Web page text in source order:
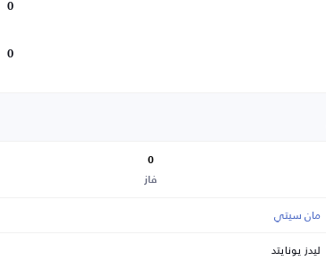
0
0
0
فاز
مان سيتي
ليدز يونايتد